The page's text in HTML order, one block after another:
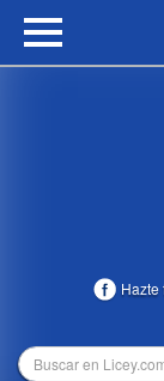
HOME
MULTIMEDIA
Hazte